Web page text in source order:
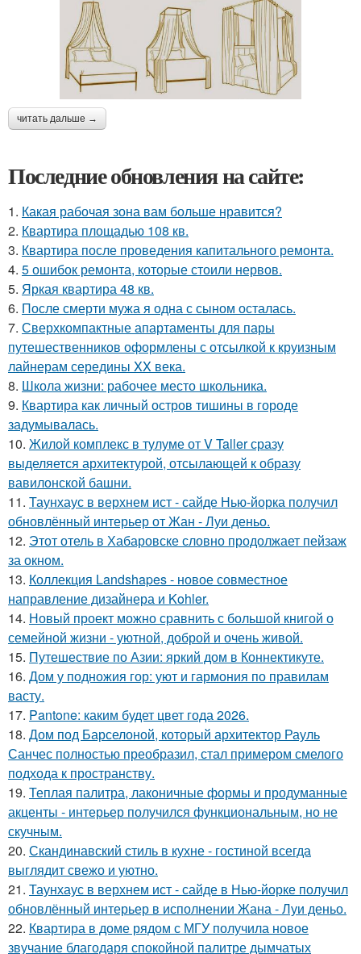
читать дальше →
Последние обновления на сайте:
1. Какая рабочая зона вам больше нравится?
2. Квартира площадью 108 кв.
3. Квартира после проведения капитального ремонта.
4. 5 ошибок ремонта, которые стоили нервов.
5. Яркая квартира 48 кв.
6. После смерти мужа я одна с сыном осталась.
7. Сверхкомпактные апартаменты для пары
путешественников оформлены с отсылкой к круизным
лайнерам середины XX века.
8. Школа жизни: рабочее место школьника.
9. Квартира как личный остров тишины в городе
задумывалась.
10. Жилой комплекс в тулуме от V Taller сразу
выделяется архитектурой, отсылающей к образу
вавилонской башни.
11. Таунхаус в верхнем ист - сайде Нью-йорка получил
обновлённый интерьер от Жан - Луи деньо.
12. Этот отель в Хабаровске словно продолжает пейзаж
за окном.
13. Коллекция Landshapes - новое совместное
направление дизайнера и Kohler.
14. Новый проект можно сравнить с большой книгой о
семейной жизни - уютной, доброй и очень живой.
15. Путешествие по Азии: яркий дом в Коннектикуте.
16. Дом у подножия гор: уют и гармония по правилам
васту.
17. Pantone: каким будет цвет года 2026.
18. Дом под Барселоной, который архитектор Рауль
Санчес полностью преобразил, стал примером смелого
подхода к пространству.
19. Теплая палитра, лаконичные формы и продуманные
акценты - интерьер получился функциональным, но не
скучным.
20. Скандинавский стиль в кухне - гостиной всегда
выглядит свежо и уютно.
21. Таунхаус в верхнем ист - сайде в Нью-йорке получил
обновлённый интерьер в исполнении Жана - Луи деньо.
22. Квартира в доме рядом с МГУ получила новое
звучание благодаря спокойной палитре дымчатых